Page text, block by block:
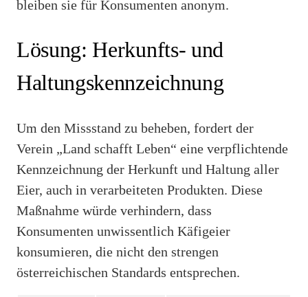
bleiben sie für Konsumenten anonym.
Lösung: Herkunfts- und
Haltungskennzeichnung
Um den Missstand zu beheben, fordert der
Verein „Land schafft Leben“ eine verpflichtende
Kennzeichnung der Herkunft und Haltung aller
Eier, auch in verarbeiteten Produkten. Diese
Maßnahme würde verhindern, dass
Konsumenten unwissentlich Käfigeier
konsumieren, die nicht den strengen
österreichischen Standards entsprechen.